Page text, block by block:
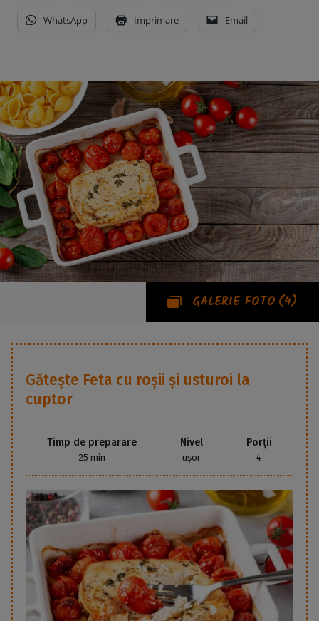
WhatsApp Imprimare Email
GALERIE FOTO (4)
Gătește Feta cu roșii și usturoi la
cuptor
Timp de preparare
25 min
Nivel
ușor
Porții
4